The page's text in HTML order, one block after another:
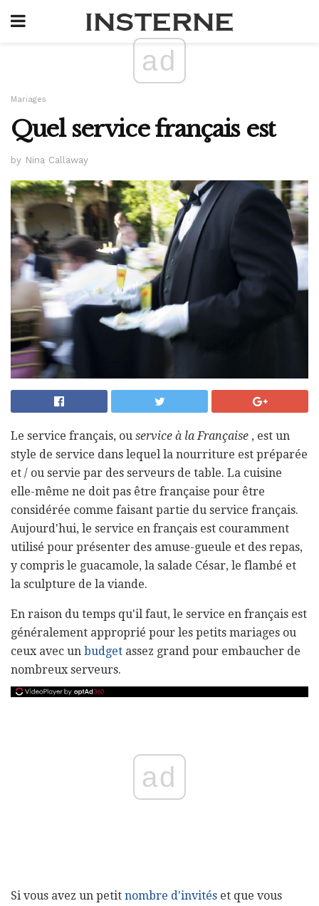
ad
Mariages
Quel service français est
by Nina Callaway
Le service français, ou service à la Française , est un
style de service dans lequel la nourriture est préparée
et / ou servie par des serveurs de table. La cuisine
elle-même ne doit pas être française pour être
considérée comme faisant partie du service français.
Aujourd'hui, le service en français est couramment
utilisé pour présenter des amuse-gueule et des repas,
y compris le guacamole, la salade César, le flambé et
la sculpture de la viande.
En raison du temps qu'il faut, le service en français est
généralement approprié pour les petits mariages ou
ceux avec un budget assez grand pour embaucher de
nombreux serveurs.
ad
Si vous avez un petit nombre d'invités et que vous